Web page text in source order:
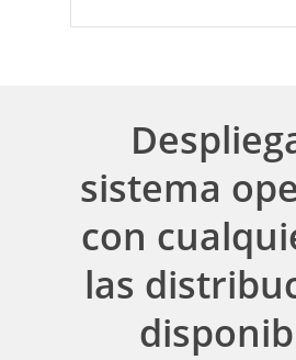
sistema
con
las